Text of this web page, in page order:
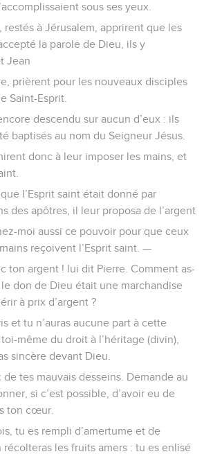
sous ses yeux.
restés à Jérusalem, apprirent que les
la parole de Dieu, ils y
Jean
prièrent pour les nouveaux disciples
Saint-Esprit.
descendu sur aucun d’eux : ils
baptisés au nom du Seigneur Jésus.
donc à leur imposer les mains, et
l’Esprit saint était donné par
des apôtres, il leur proposa de l’argent
moi aussi ce pouvoir pour que ceux
reçoivent l’Esprit saint. —
ton argent ! lui dit Pierre. Comment as-
don de Dieu était une marchandise
à prix d’argent ?
et tu n’auras aucune part à cette
même du droit à l’héritage (divin),
sincère devant Dieu.
tes mauvais desseins. Demande au
si c’est possible, d’avoir eu de
ton cœur.
tu es rempli d’amertume et de
les fruits amers : tu es enlisé